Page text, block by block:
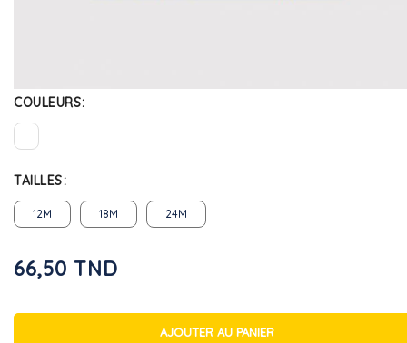
COULEURS
TAILLES
12M 18M 24M
66,50 TND
AJOUTER AU PANIER